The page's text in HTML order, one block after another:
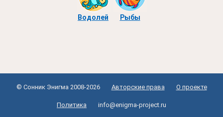
Водолей Рыбы
© Сонник Энигма 2008-2026 Авторские права О проекте
Политика info@enigma-project.ru